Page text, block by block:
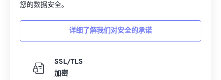
您的数据安全。
详细了解我们对安全的承诺
SSL/TLS
加密